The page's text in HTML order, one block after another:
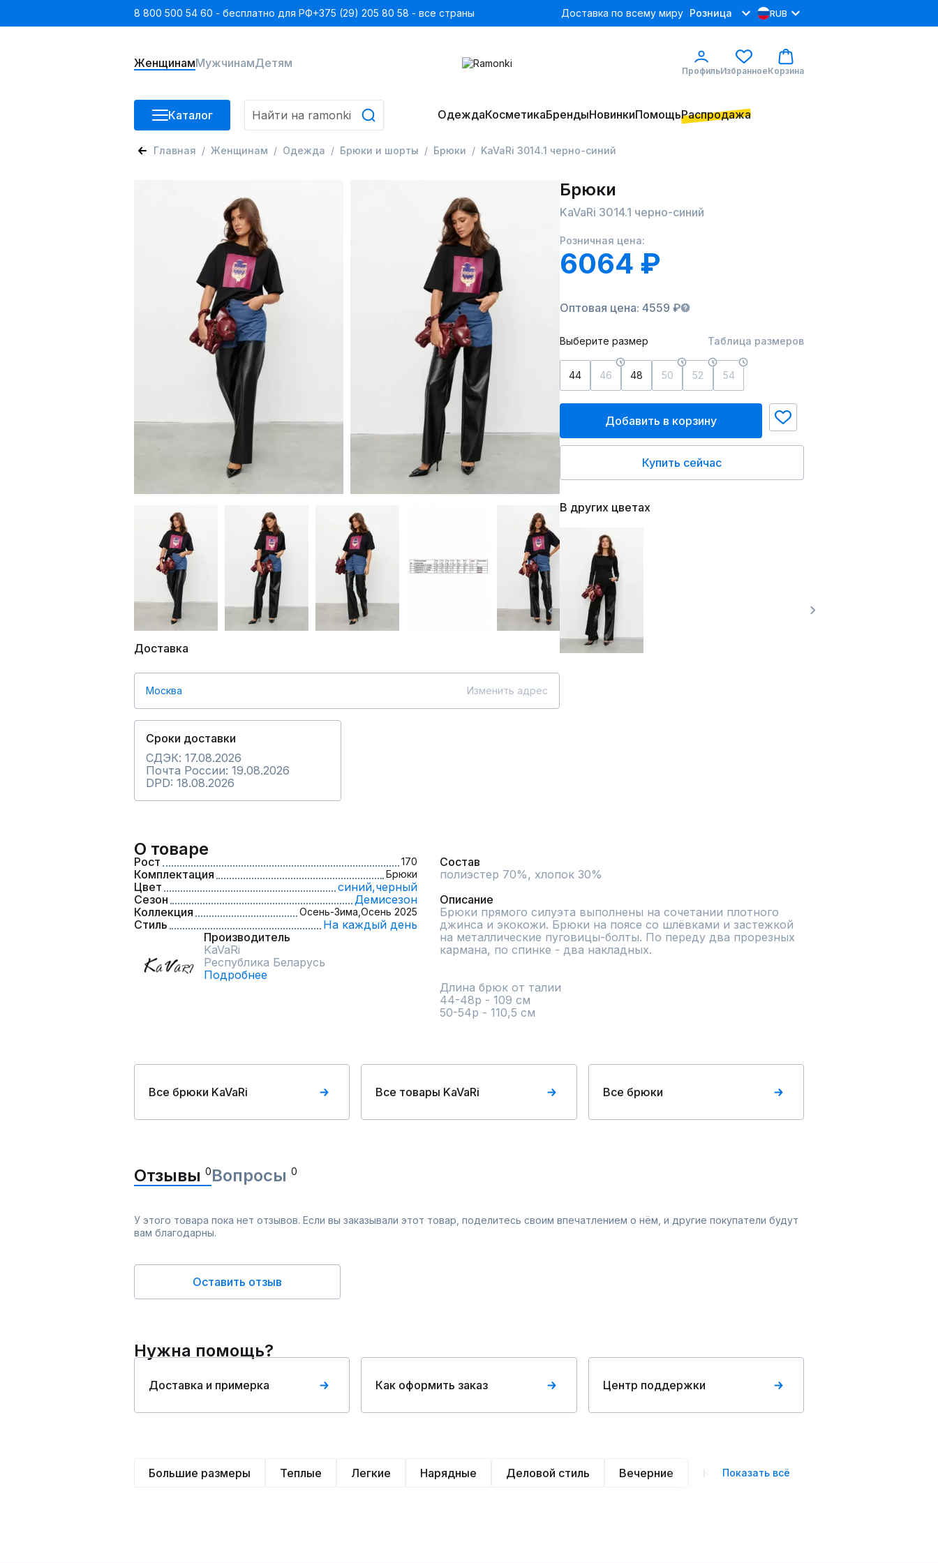
8 800 500 54 60 - бесплатно для РФ+375 (29) 205 80 58 - все страны Доставка по всему миру Розница RUB
ЖенщинамМужчинамДетям
ПрофильИзбранноеКорзина
Каталог ОдеждаКосметикаБрендыНовинкиПомощьРаспродажа
Главная Женщинам Одежда Брюки и шорты Брюки KaVaRi 3014.1 черно-синий
Доставка
Москва Изменить адрес
Сроки доставки
СДЭК: 17.08.2026
Почта России: 19.08.2026
DPD: 18.08.2026
Брюки
KaVaRi 3014.1 черно-синий
Розничная цена:
6064 ₽
Оптовая цена: 4559 ₽
Выберите размер Таблица размеров
44 46 48 50 52 54
Добавить в корзину
Купить сейчас
В других цветах
О товаре
Рост 170
Комплектация Брюки
Цвет синий,черный
Сезон
Демисезон
Коллекция
Осень-Зима, Осень 2025
Стиль
На каждый день
Производитель
KaVaRi
Республика Беларусь
Подробнее
Состав
полиэстер 70%, хлопок 30%
Описание
Брюки прямого силуэта выполнены на сочетании плотного
джинса и экокожи. Брюки на поясе со шлёвками и застежкой
на металлические пуговицы-болты. По переду два прорезных
кармана, по спинке - два накладных.
Длина брюк от талии
44-48р - 109 см
50-54р - 110,5 см
Все брюки KaVaRi Все товары KaVaRi Все брюки
Отзывы 0Вопросы 0
У этого товара пока нет отзывов. Если вы заказывали этот товар, поделитесь своим впечатлением о нём, и другие покупатели будут
вам благодарны.
Оставить отзыв
Нужна помощь?
Доставка и примерка Как оформить заказ Центр поддержки
Большие размеры Теплые Легкие Нарядные Деловой стиль Вечерние Классические
Показать всё